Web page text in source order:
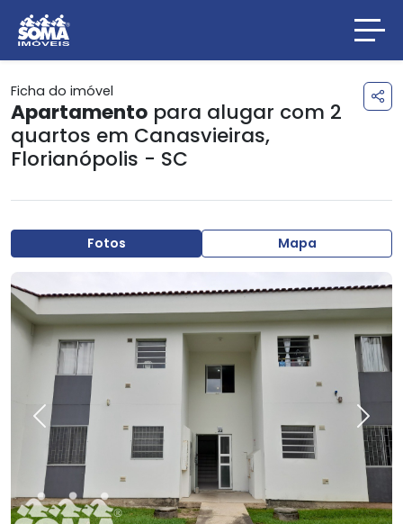
Ficha do imóvel
Apartamento para alugar com 2
quartos em Canasvieiras,
Florianópolis - SC
Fotos Mapa
Previous Next